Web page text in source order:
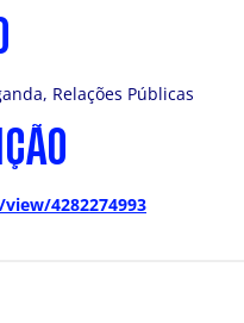
Relações Públicas
4282274993